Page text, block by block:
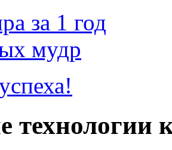
за 1 год
мудр
технологии